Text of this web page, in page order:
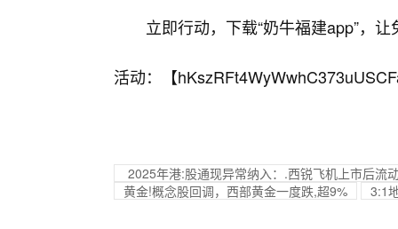
立即行动，下载“奶牛福建app”，
活动：【
2025年港:股通现异常纳入：.西锐飞机上市后流
黄金!概念股回调，西部黄金一度跌,超9%
3:1